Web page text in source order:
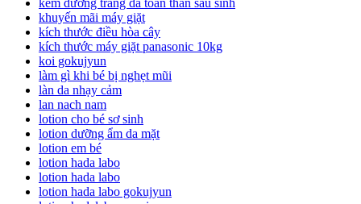
khuyến mãi máy giặt
kích thước điều hòa cây
kích thước máy giặt panasonic 10kg
koi gokujyun
làm gì khi bé bị nghẹt mũi
làn da nhạy cảm
lan nach nam
lotion cho bé sơ sinh
lotion dưỡng ẩm da mặt
lotion em bé
lotion hada labo
lotion hada labo
lotion hada labo gokujyun